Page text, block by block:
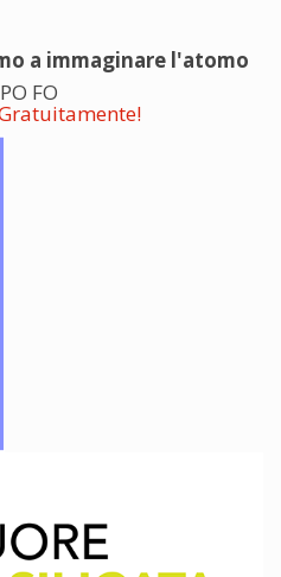
a immaginare l'atomo
FO